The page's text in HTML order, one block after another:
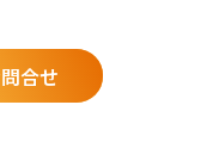
合せ